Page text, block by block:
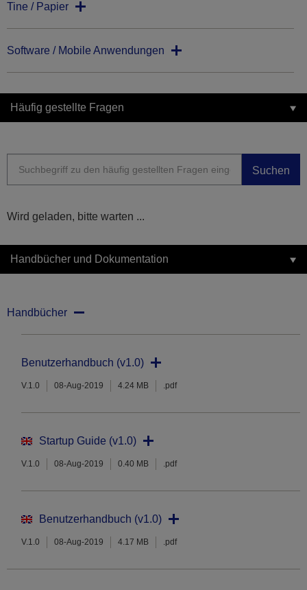
Tine / Papier
Software / Mobile Anwendungen
Häufig gestellte Fragen
Suchen
Wird geladen, bitte warten ...
Handbücher und Dokumentation
Handbücher
Benutzerhandbuch (v1.0)
V.1.0 08-Aug-2019 4.24 MB .pdf
Startup Guide (v1.0)
V.1.0 08-Aug-2019 0.40 MB .pdf
Benutzerhandbuch (v1.0)
V.1.0 08-Aug-2019 4.17 MB .pdf